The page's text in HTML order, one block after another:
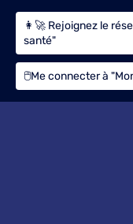
👩‍🚀 Rejoignez le
santé"
🖱️Me connecter à